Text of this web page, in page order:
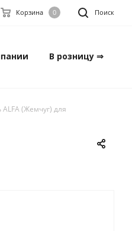
Поиск
Корзина 0
В розницу ⇒
(Жемчуг) для